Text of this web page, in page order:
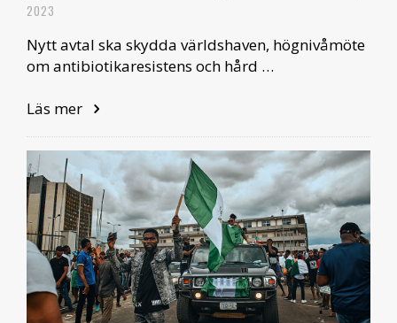
2023
Nytt avtal ska skydda världshaven, högnivåmöte
om antibiotikaresistens och hård …
Läs mer